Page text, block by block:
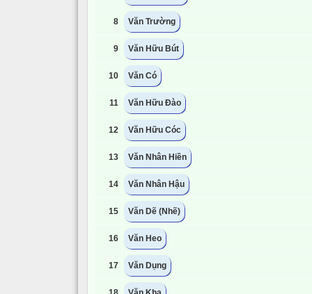
8 Văn Trường
9 Văn Hữu Bút
10 Văn Có
11 Văn Hữu Đào
12 Văn Hữu Cóc
13 Văn Nhân Hiền
14 Văn Nhân Hậu
15 Văn Dẽ (Nhẽ)
16 Văn Heo
17 Văn Dụng